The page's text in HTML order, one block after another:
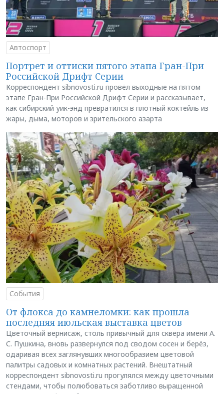
Автоспорт
Портрет и оттиски пятого этапа Гран-При
Российской Дрифт Серии
Корреспондент sibnovosti.ru провёл выходные на пятом
этапе Гран-При Российской Дрифт Серии и рассказывает,
как сибирский уик-энд превратился в плотный коктейль из
жары, дыма, моторов и зрительского азарта
События
От флокса до камнеломки: как прошла
последняя июльская выставка цветов
Цветочный вернисаж, столь привычный для сквера имени А.
С. Пушкина, вновь развернулся под сводом сосен и берёз,
одаривая всех заглянувших многообразием цветовой
палитры садовых и комнатных растений. Внештатный
корреспондент sibnovosti.ru прогулялся между цветочными
стендами, чтобы полюбоваться заботливо выращенной